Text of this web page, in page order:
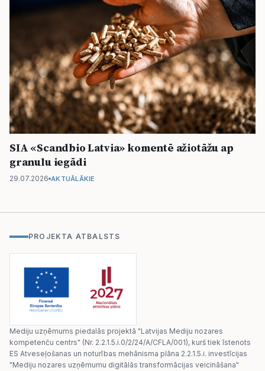
SIA «Scandbio Latvia» komentē ažiotāžu ap
granulu iegādi
29.07.2026 AKTUĀLĀKIE
PROJEKTA ATBALSTS
Mediju uzņēmums piedalās projektā "Latvijas Mediju nozares
kompetenču centrs" (Nr. 2.2.1.5.i.0/2/24/A/CFLA/001), kurš tiek īstenots
ES Atveseļošanas un noturības mehānisma plāna 2.2.1.5.i. investīcijas
"Mediju nozares uzņēmumu digitālās transformācijas veicināšana"